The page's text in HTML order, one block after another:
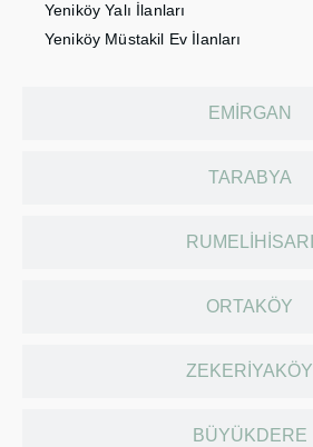
EMIRGAN
TARABYA
RUMELIHISARI
ORTAKÖY
ZEKERIYAKÖY
BÜYÜKDERE
Yeniköy Yalı İlanları
Yeniköy Müstakil Ev İlanları